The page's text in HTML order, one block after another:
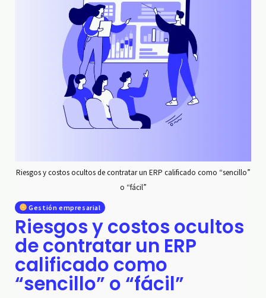
Riesgos y costos ocultos de contratar un ERP calificado como “sencillo”
o “fácil”
Gestión empresarial
Riesgos y costos ocultos
de contratar un ERP
calificado como
“sencillo” o “fácil”